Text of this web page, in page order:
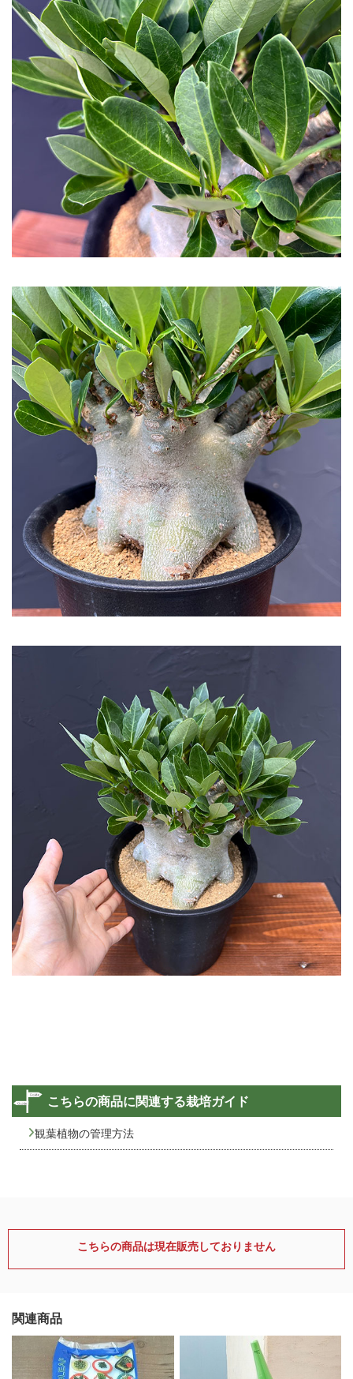
こちらの商品に関連する栽培ガイド
観葉植物の管理方法
こちらの商品は現在販売しておりません
関連商品